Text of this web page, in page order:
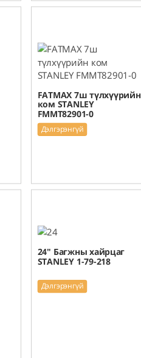
FATMAX 7ш түлхүүрийн
ком STANLEY
FMMT82901-0
Дэлгэрэнгүй
24" Багжны хайрцаг
STANLEY 1-79-218
Дэлгэрэнгүй